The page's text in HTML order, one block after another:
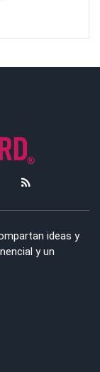
ideas y
y un